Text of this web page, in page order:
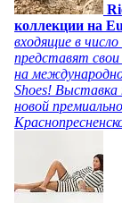
коллекции на
входящие в
представят свои
на
Shoes! Выставка
новой